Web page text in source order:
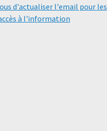
d'actualiser l'email pour les
à l'information